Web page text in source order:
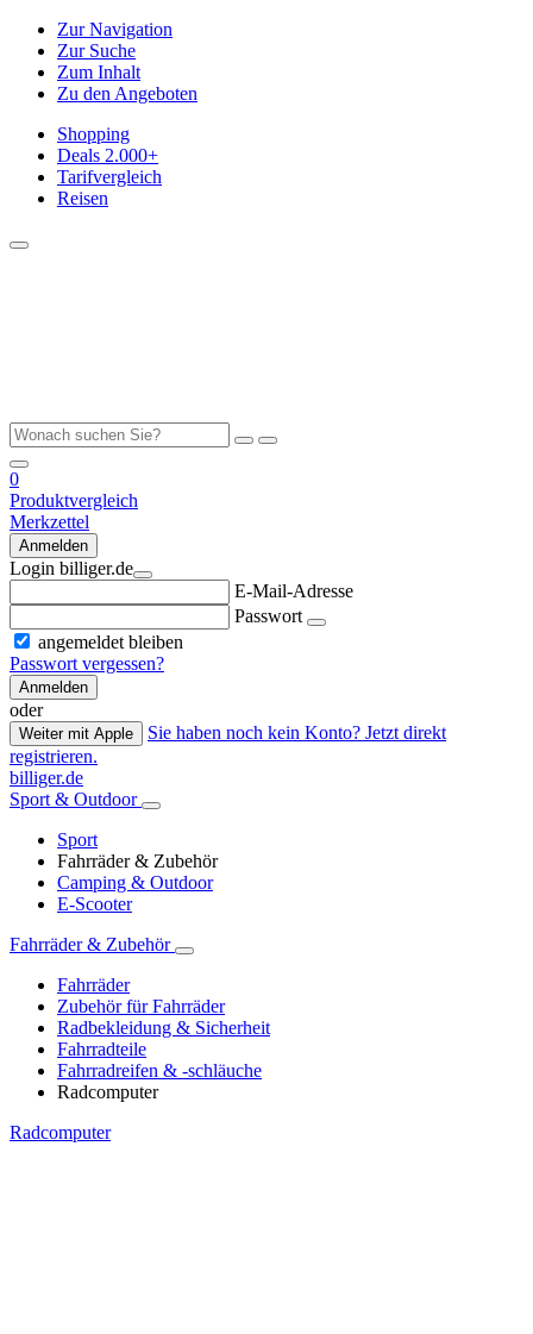
Zur Navigation
Zur Suche
Zum Inhalt
Zu den Angeboten
Shopping
Deals 2.000+
Tarifvergleich
Reisen
0
Produktvergleich
Merkzettel
Anmelden
Login billiger.de
E-Mail-Adresse
Passwort
angemeldet bleiben
Passwort vergessen?
Anmelden
oder
Weiter mit Apple
Sie haben noch kein Konto? Jetzt direkt
registrieren.
billiger.de
Sport & Outdoor
Sport
Fahrräder & Zubehör
Camping & Outdoor
E-Scooter
Fahrräder & Zubehör
Fahrräder
Zubehör für Fahrräder
Radbekleidung & Sicherheit
Fahrradteile
Fahrradreifen & -schläuche
Radcomputer
Radcomputer